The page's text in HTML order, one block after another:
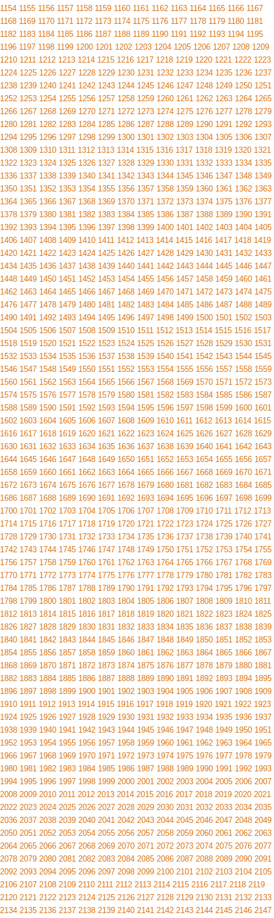
1154 1155 1156 1157 1158 1159 1160 1161 1162 1163 1164 1165 1166 1167
1168 1169 1170 1171 1172 1173 1174 1175 1176 1177 1178 1179 1180 1181
1182 1183 1184 1185 1186 1187 1188 1189 1190 1191 1192 1193 1194 1195
1196 1197 1198 1199 1200 1201 1202 1203 1204 1205 1206 1207 1208 1209
1210 1211 1212 1213 1214 1215 1216 1217 1218 1219 1220 1221 1222 1223
1224 1225 1226 1227 1228 1229 1230 1231 1232 1233 1234 1235 1236 1237
1238 1239 1240 1241 1242 1243 1244 1245 1246 1247 1248 1249 1250 1251
1252 1253 1254 1255 1256 1257 1258 1259 1260 1261 1262 1263 1264 1265
1266 1267 1268 1269 1270 1271 1272 1273 1274 1275 1276 1277 1278 1279
1280 1281 1282 1283 1284 1285 1286 1287 1288 1289 1290 1291 1292 1293
1294 1295 1296 1297 1298 1299 1300 1301 1302 1303 1304 1305 1306 1307
1308 1309 1310 1311 1312 1313 1314 1315 1316 1317 1318 1319 1320 1321
1322 1323 1324 1325 1326 1327 1328 1329 1330 1331 1332 1333 1334 1335
1336 1337 1338 1339 1340 1341 1342 1343 1344 1345 1346 1347 1348 1349
1350 1351 1352 1353 1354 1355 1356 1357 1358 1359 1360 1361 1362 1363
1364 1365 1366 1367 1368 1369 1370 1371 1372 1373 1374 1375 1376 1377
1378 1379 1380 1381 1382 1383 1384 1385 1386 1387 1388 1389 1390 1391
1392 1393 1394 1395 1396 1397 1398 1399 1400 1401 1402 1403 1404 1405
1406 1407 1408 1409 1410 1411 1412 1413 1414 1415 1416 1417 1418 1419
1420 1421 1422 1423 1424 1425 1426 1427 1428 1429 1430 1431 1432 1433
1434 1435 1436 1437 1438 1439 1440 1441 1442 1443 1444 1445 1446 1447
1448 1449 1450 1451 1452 1453 1454 1455 1456 1457 1458 1459 1460 1461
1462 1463 1464 1465 1466 1467 1468 1469 1470 1471 1472 1473 1474 1475
1476 1477 1478 1479 1480 1481 1482 1483 1484 1485 1486 1487 1488 1489
1490 1491 1492 1493 1494 1495 1496 1497 1498 1499 1500 1501 1502 1503
1504 1505 1506 1507 1508 1509 1510 1511 1512 1513 1514 1515 1516 1517
1518 1519 1520 1521 1522 1523 1524 1525 1526 1527 1528 1529 1530 1531
1532 1533 1534 1535 1536 1537 1538 1539 1540 1541 1542 1543 1544 1545
1546 1547 1548 1549 1550 1551 1552 1553 1554 1555 1556 1557 1558 1559
1560 1561 1562 1563 1564 1565 1566 1567 1568 1569 1570 1571 1572 1573
1574 1575 1576 1577 1578 1579 1580 1581 1582 1583 1584 1585 1586 1587
1588 1589 1590 1591 1592 1593 1594 1595 1596 1597 1598 1599 1600 1601
1602 1603 1604 1605 1606 1607 1608 1609 1610 1611 1612 1613 1614 1615
1616 1617 1618 1619 1620 1621 1622 1623 1624 1625 1626 1627 1628 1629
1630 1631 1632 1633 1634 1635 1636 1637 1638 1639 1640 1641 1642 1643
1644 1645 1646 1647 1648 1649 1650 1651 1652 1653 1654 1655 1656 1657
1658 1659 1660 1661 1662 1663 1664 1665 1666 1667 1668 1669 1670 1671
1672 1673 1674 1675 1676 1677 1678 1679 1680 1681 1682 1683 1684 1685
1686 1687 1688 1689 1690 1691 1692 1693 1694 1695 1696 1697 1698 1699
1700 1701 1702 1703 1704 1705 1706 1707 1708 1709 1710 1711 1712 1713
1714 1715 1716 1717 1718 1719 1720 1721 1722 1723 1724 1725 1726 1727
1728 1729 1730 1731 1732 1733 1734 1735 1736 1737 1738 1739 1740 1741
1742 1743 1744 1745 1746 1747 1748 1749 1750 1751 1752 1753 1754 1755
1756 1757 1758 1759 1760 1761 1762 1763 1764 1765 1766 1767 1768 1769
1770 1771 1772 1773 1774 1775 1776 1777 1778 1779 1780 1781 1782 1783
1784 1785 1786 1787 1788 1789 1790 1791 1792 1793 1794 1795 1796 1797
1798 1799 1800 1801 1802 1803 1804 1805 1806 1807 1808 1809 1810 1811
1812 1813 1814 1815 1816 1817 1818 1819 1820 1821 1822 1823 1824 1825
1826 1827 1828 1829 1830 1831 1832 1833 1834 1835 1836 1837 1838 1839
1840 1841 1842 1843 1844 1845 1846 1847 1848 1849 1850 1851 1852 1853
1854 1855 1856 1857 1858 1859 1860 1861 1862 1863 1864 1865 1866 1867
1868 1869 1870 1871 1872 1873 1874 1875 1876 1877 1878 1879 1880 1881
1882 1883 1884 1885 1886 1887 1888 1889 1890 1891 1892 1893 1894 1895
1896 1897 1898 1899 1900 1901 1902 1903 1904 1905 1906 1907 1908 1909
1910 1911 1912 1913 1914 1915 1916 1917 1918 1919 1920 1921 1922 1923
1924 1925 1926 1927 1928 1929 1930 1931 1932 1933 1934 1935 1936 1937
1938 1939 1940 1941 1942 1943 1944 1945 1946 1947 1948 1949 1950 1951
1952 1953 1954 1955 1956 1957 1958 1959 1960 1961 1962 1963 1964 1965
1966 1967 1968 1969 1970 1971 1972 1973 1974 1975 1976 1977 1978 1979
1980 1981 1982 1983 1984 1985 1986 1987 1988 1989 1990 1991 1992 1993
1994 1995 1996 1997 1998 1999 2000 2001 2002 2003 2004 2005 2006 2007
2008 2009 2010 2011 2012 2013 2014 2015 2016 2017 2018 2019 2020 2021
2022 2023 2024 2025 2026 2027 2028 2029 2030 2031 2032 2033 2034 2035
2036 2037 2038 2039 2040 2041 2042 2043 2044 2045 2046 2047 2048 2049
2050 2051 2052 2053 2054 2055 2056 2057 2058 2059 2060 2061 2062 2063
2064 2065 2066 2067 2068 2069 2070 2071 2072 2073 2074 2075 2076 2077
2078 2079 2080 2081 2082 2083 2084 2085 2086 2087 2088 2089 2090 2091
2092 2093 2094 2095 2096 2097 2098 2099 2100 2101 2102 2103 2104 2105
2106 2107 2108 2109 2110 2111 2112 2113 2114 2115 2116 2117 2118 2119
2120 2121 2122 2123 2124 2125 2126 2127 2128 2129 2130 2131 2132 2133
2134 2135 2136 2137 2138 2139 2140 2141 2142 2143 2144 2145 2146 2147